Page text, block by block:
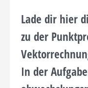
Lade dir hier
zu der
In der